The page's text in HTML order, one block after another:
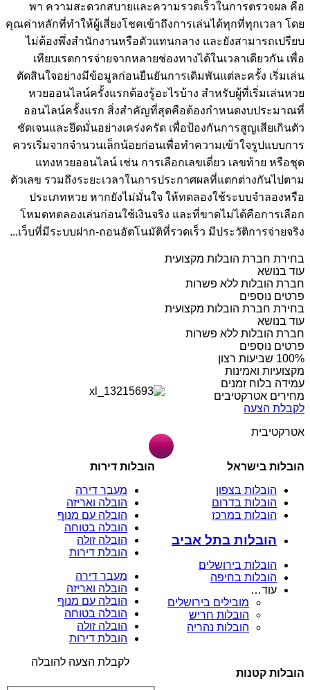
พา ความสะดวกสบายและความรวดเร็วในการตรวจผล คือ
คุณค่าหลักที่ทำให้ผู้เสี่ยงโชคเข้าถึงการเล่นได้ทุกที่ทุกเวลา โดย
ไม่ต้องพึ่งสำนักงานหรือตัวแทนกลาง และยังสามารถเปรียบ
เทียบเรตการจ่ายจากหลายช่องทางได้ในเวลาเดียวกัน เพื่อ
ตัดสินใจอย่างมีข้อมูลก่อนยืนยันการเดิมพันแต่ละครั้ง เริ่มเล่น
หวยออนไลน์ครั้งแรกต้องรู้อะไรบ้าง สำหรับผู้ที่เริ่มเล่นหวย
ออนไลน์ครั้งแรก สิ่งสำคัญที่สุดคือต้องกำหนดงบประมาณที่
ชัดเจนและยึดมั่นอย่างเคร่งครัด เพื่อป้องกันการสูญเสียเกินตัว
ควรเริ่มจากจำนวนเล็กน้อยก่อนเพื่อทำความเข้าใจรูปแบบการ
แทงหวยออนไลน์ เช่น การเลือกเลขเดี่ยว เลขท้าย หรือชุด
ตัวเลข รวมถึงระยะเวลาในการประกาศผลที่แตกต่างกันไปตาม
ประเภทหวย หากยังไม่มั่นใจ ให้ทดลองใช้ระบบจำลองหรือ
โหมดทดลองเล่นก่อนใช้เงินจริง และที่ขาดไม่ได้คือการเลือก
เว็บที่มีระบบฝาก-ถอนอัตโนมัติที่รวดเร็ว มีประวัติการจ่ายจริง...
בחירת חברת הובלות מקצועית
עוד בנושא
חברת הובלות ללא פשרות
פרטים נוספים
בחירת חברת הובלות מקצועית
עוד בנושא
חברת הובלות ללא פשרות
פרטים נוספים
מקצועיות ואמינות
עמידה בלוח זמנים
מחירים אטרקטיבים
לקבלת הצעה
אטרקטיבית
הובלות בישראל
הובלות בצפון
הובלות בדרום
הובלות במרכז
הובלות בתל אביב
הובלות בירושלים
הובלות בחיפה
עוד…
מובילים בירושלים
הובלות חריש
הובלות נהריה
הובלות דירות
מעבר דירה
הובלה ואריזה
הובלה עם מנוף
הובלה בטוחה
הובלה זולה
הובלת דירות
מעבר דירה
הובלה ואריזה
הובלה עם מנוף
הובלה בטוחה
הובלה זולה
הובלת דירות
הובלות קטנות
לקבלת הצעה להובלה